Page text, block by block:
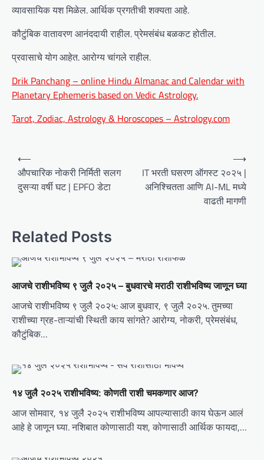
व्यावसायिक यश मिळेल. आर्थिक प्रगतीची शक्यता आहे.
कौटुंबिक वातावरण आनंददायी राहील. प्रेमसंबंध बळकट होतील.
प्रवासाचे योग आहेत. आरोग्य चांगले राहील.
Drik Panchang – online Hindu Almanac and Calendar with
Planetary Ephemeris based on Vedic Astrology.
Tarot, Zodiac, Astrology & Horoscopes – Astrology.com
n
a
v
i
g
a
t
o
n
⟵
औपचारिक नोकरी निर्मिती सलग
दुसऱ्या वर्षी घट | EPFO डेटा
IT भरती घसरण ऑगस्ट २०२५ |
अनिश्चितता आणि AI-ML मध्ये
वाढती मागणी
⟶
Related Posts
आजचे राशीभविष्य ९ जुलै २०२५ – बुधवारचे मराठी राशीभविष्य जाणून घ्या
आजचे राशीभविष्य ९ जुलै २०२५: आज बुधवार, ९ जुलै २०२५. तुमच्या
राशीच्या ग्रह-ताऱ्यांची स्थिती काय सांगते? आरोग्य, नोकरी, प्रेमसंबंध,
कौटुंबिक…
१४ जुलै २०२५ राशीभविष्य: कोणती राशी चमकणार आज?
आज सोमवार, १४ जुलै २०२५ राशीभविष्य आपल्यासाठी काय घेऊन आलं
आहे हे जाणून घ्या. नशिबात कोणासाठी यश, कोणासाठी आर्थिक फायदा,…